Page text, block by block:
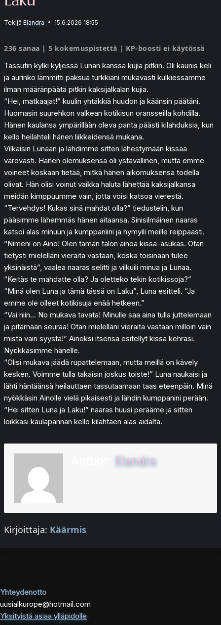
Tekijä Elandra 15.6.2026 18:55
236 sanaa | 5 kokemuspistettä | KP-boosti ei käytössä
Tassutin kylki kyljessä Lunan kanssa kujia pitkin. Oli kaunis keli
ja aurinko lämmitti paksua turkkiani mukavasti kulkiessamme
ilman määränpäätä pitkin kaksijalkalan kujia.
“Hei, matkaajat!” kuulin yhtäkkiä huudon ja käänsin päätäni.
Huomasin suurehkon valkean kotikisun oransseilla kohdilla.
Hänen kaulansa ympärillään oleva panta päästi kilahduksia, kun
kello heilahteli hänen liikkeidensä mukana.
Vilkaisin Lunaan ja lähdimme sitten lähestymään kissaa
varovasti. Hänen olemuksensa oli ystävällinen, mutta emme
voineet koskaan tietää, mitkä hänen aikomuksensa todella
olivat. Hän olisi voinut vaikka haluta lähettää kaksijalkansa
meidän kimppuumme vain, jotta voisi katsoa vierestä.
“Tervehdys! Kukas sinä mahdat olla?” tiedustelin, kun
pääsimme lähemmäs hänen aitaansa. Sinisilmäinen naaras
katsoi alas minuun ja kumppaniini ja hymyili meille reippaasti.
“Nimeni on Aino! Olen tämän talon ainoa kissa-asukas. Otan
tietysti mielelläni vieraita vastaan, koska toisinaan tulee
yksinäistä”, vaalea naaras selitti ja vilkuili minua ja Lunaa.
“Keitäs te mahdatte olla? Ja oletteko tekin kotikissoja?”
“Minä olen Luna ja tämä tässä on Laku”, Luna esitteli. “Ja
emme ole olleet kotikisuja enää hetkeen.”
“Vai niin… No mukava tavata! Minulle saa aina tulla juttelemaan
ja pitämään seuraa! Otan mielelläni vieraita vastaan milloin vain
mistä vain syystä!” Ainoksi itsensä esitellyt kissa kehräsi.
Nyökkäsimme hänelle.
“Olisi mukava jäädä rupattelemaan, mutta meillä on kävely
kesken. Voimme tulla takaisin joskus toiste!” Luna naukaisi ja
lähti häntäänsä heilauttaen tassutaamaan taas eteenpäin. Minä
nyökkäsin Ainolle vielä pikaisesti ja lähdin kumppanini perään.
“Hei sitten Luna ja Laku!” naaras huusi perääme ja sitten
loikkasi kaulapannan kello kilahtaen alas aidalta.
Elandra
Kirjoittaja: Käärmis
Yhteydenotto
uusialkurope@hotmail.com
Yksityistä asiaa ylläpidolle